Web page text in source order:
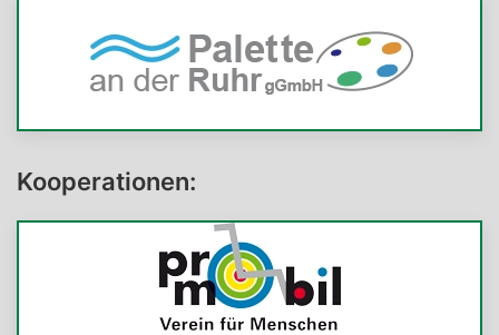
Kooperationen: